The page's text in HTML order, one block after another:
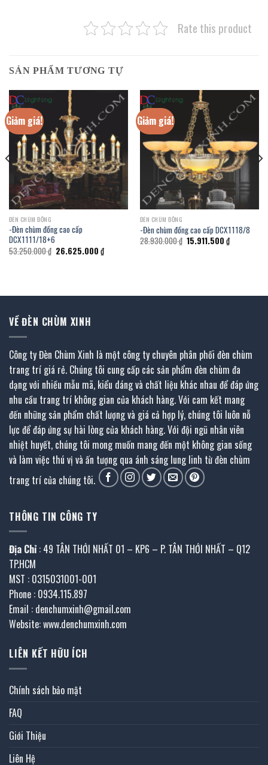
Rate this product
SẢN PHẨM TƯƠNG TỰ
Giảm giá!
ĐÈN CHÙM ĐỒNG
-Đèn chùm đồng cao cấp
DCX1111/18+6
53.250.000₫ Giá
gốc
26.625.000 ₫Giá
hiện
Giảm giá!
ĐÈN CHÙM ĐỒNG
-Đèn chùm đồng cao cấp DCX1118/8
28.930.000₫ Giá
gốc
15.911.500 ₫Giá
hiện
VỀ ĐÈN CHÙM XINH
Công ty Đèn Chùm Xinh là một công ty chuyên phân phối đèn chùm
trang trí giá rẻ. Chúng tôi cung cấp các sản phẩm đèn chùm đa
dạng với nhiều mẫu mã, kiểu dáng và chất liệu khác nhau để đáp ứng
nhu cầu trang trí không gian của khách hàng. Với cam kết mang
đến những sản phẩm chất lượng và giá cả hợp lý, chúng tôi luôn nỗ
lực để đáp ứng sự hài lòng của khách hàng. Với đội ngũ nhân viên
nhiệt huyết, chúng tôi mong muốn mang đến một không gian sống
và làm việc thú vị và ấn tượng qua ánh sáng lung linh từ đèn chùm
trang trí của chúng tôi.
THÔNG TIN CÔNG TY
Địa Chỉ : 49 TÂN THỚI NHẤT 01 – KP6 – P. TÂN THỚI NHẤT – Q12
TP.HCM
MST : 0315031001-001
Phone : 0934.115.897
Email : denchumxinh@gmail.com
Website: www.denchumxinh.com
LIÊN KẾT HỮU ÍCH
Chính sách bảo mật
FAQ
Giới Thiệu
Liên Hệ